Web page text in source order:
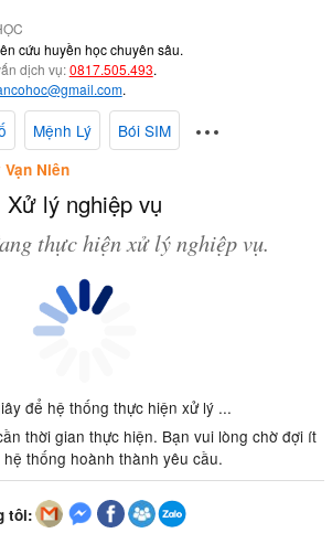
cứu huyền học chuyên sâu.
dịch vụ:0817.505.493.
.
Mệnh Lý
Bói SIM
Vạn Niên
Xử lý nghiệp vụ
thực hiện xử lý nghiệp vụ.
để hệ thống thực hiện xử lý ...
thời gian thực hiện. Bạn vui lòng chờ đợi ít
thống hoành thành yêu cầu.
tôi: